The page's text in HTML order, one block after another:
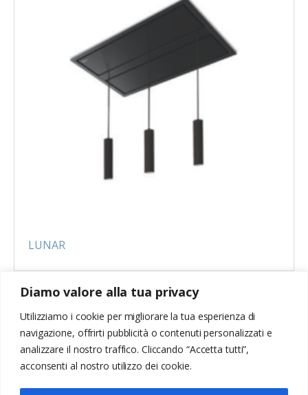
Diamo valore alla tua privacy
Utilizziamo i cookie per migliorare la tua esperienza di
navigazione, offrirti pubblicità o contenuti personalizzati e
analizzare il nostro traffico. Cliccando “Accetta tutti”,
acconsenti al nostro utilizzo dei cookie.
LUNAR